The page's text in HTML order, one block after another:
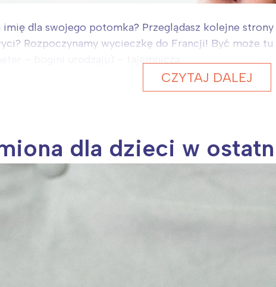
imię dla swojego potomka? Przeglądasz kolejne
Rozpoczynamy wycieczkę do Francji! Być może
CZYTAJ DALEJ
dla dzieci w